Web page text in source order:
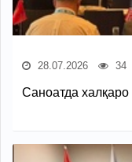
28.07.2026 34
Саноатда